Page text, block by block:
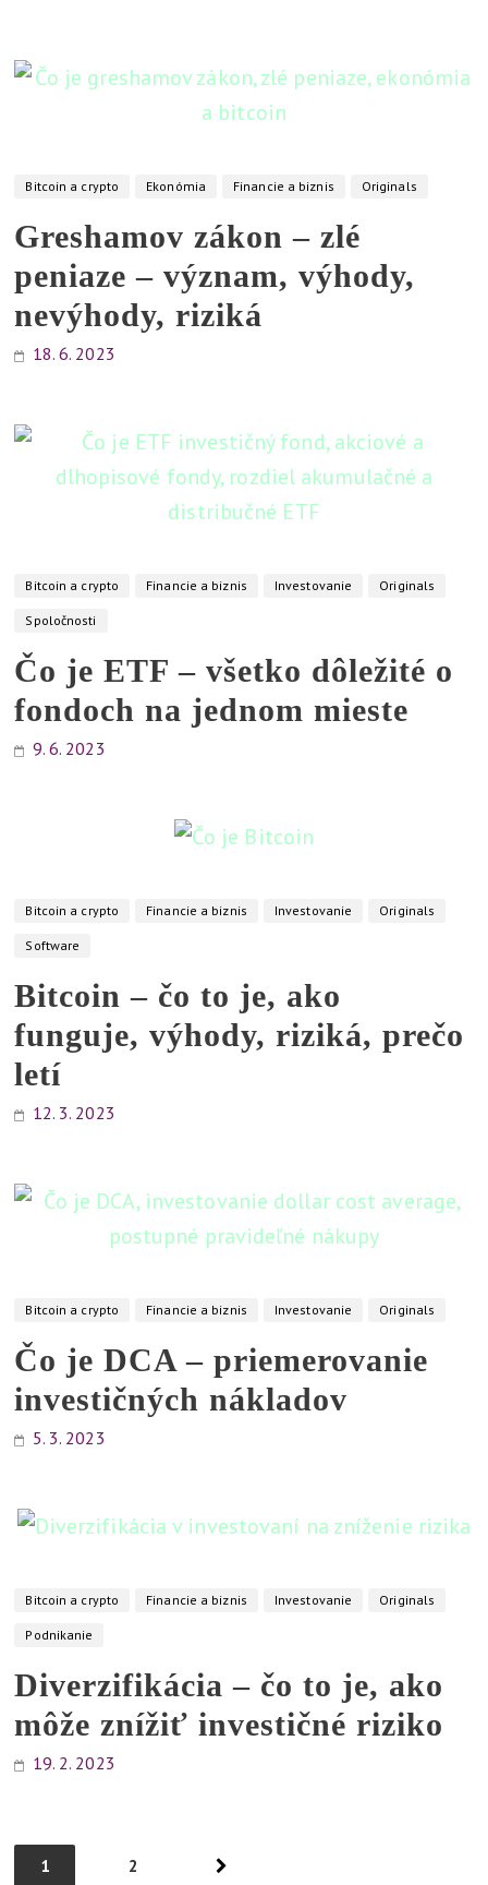
Bitcoin a crypto Ekonómia Financie a biznis Originals
Greshamov zákon – zlé
peniaze – význam, výhody,
nevýhody, riziká
18. 6. 2023
Bitcoin a crypto Financie a biznis Investovanie Originals
Spoločnosti
Čo je ETF – všetko dôležité o
fondoch na jednom mieste
9. 6. 2023
Bitcoin a crypto Financie a biznis Investovanie Originals
Software
Bitcoin – čo to je, ako
funguje, výhody, riziká, prečo
letí
12. 3. 2023
Bitcoin a crypto Financie a biznis Investovanie Originals
Čo je DCA – priemerovanie
investičných nákladov
5. 3. 2023
Bitcoin a crypto Financie a biznis Investovanie Originals
Podnikanie
Diverzifikácia – čo to je, ako
môže znížiť investičné riziko
19. 2. 2023
Stránkovanie
1 2